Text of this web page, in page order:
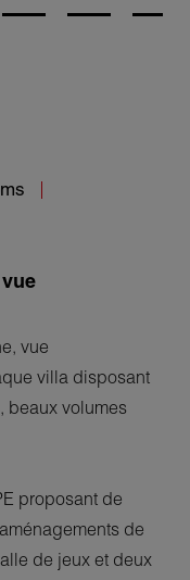
vue
villa disposant
beaux volumes
proposant de
de
de jeux et deux